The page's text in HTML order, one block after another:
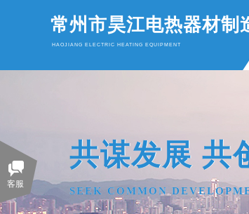
常州市昊江电热器材制
HAOJIANG ELECTRIC HEATING EQUIPMENT
共谋发展 共
共谋发展 共
SEEK COMMON
SEEK COMMON
客服